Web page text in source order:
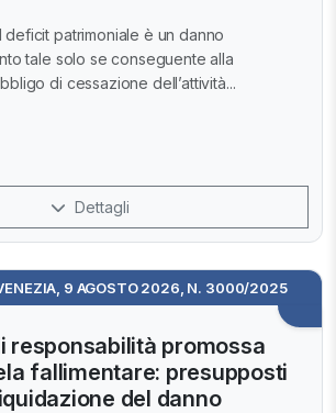
deficit patrimoniale è un danno
tale solo se conseguente alla
di cessazione dell’attività...
Dettagli
9 AGOSTO 2026, N. 3000/2025
responsabilità promossa
fallimentare: presupposti
del danno